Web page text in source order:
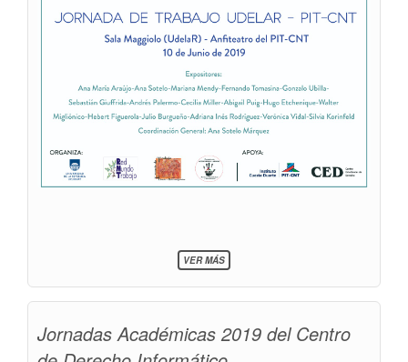
VER MÁSSOBRE
JORNADA
-
PIT-
CNT
Jornadas Académicas 2019 del Centro